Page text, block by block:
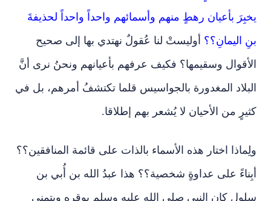
يخبِرَ بأعيان رهطٍ منهم وأسمائهم واحداً واحداً لحذيفةَ
بنِ اليمانِ؟؟ أوليستْ لنا عُقولٌ نهتدي بها إلى صحيح
الأقوال وسقيمها؟ فكيف عرفهم بأعيانهم ونحنُ نرى أنَّ
البلاد المغدورة بالجواسيس قلما تكتشفُ أمرهم، بل في
كثيرٍ من الأحيان لا يُشعر بهم إطلاقا.
ولِماذا اختار هذه الأسماء بالذات على قائمة المنافقين؟؟
أبِناءً على عداوةٍ شخصية؟؟ هذا عبدُ الله بن أُبي بن
سلول كان النبي صلى الله عليه وسلم يوقره ويتمنى